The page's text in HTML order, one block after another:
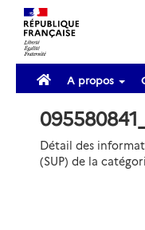
A propos
Détail des
(SUP) de la